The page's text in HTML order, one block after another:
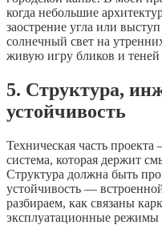
когда небольшие
заострение угла или
солнечный свет на
живую игру бликов и теней
5. Структура,
устойчивость
Техническая часть
система, которая держит
Структура должна быть
устойчивость —
разбираем, как связаны
эксплуатационные режимы